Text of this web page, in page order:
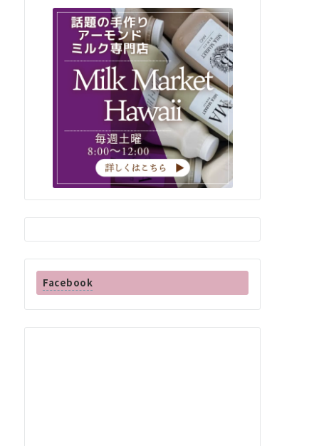
Facebook